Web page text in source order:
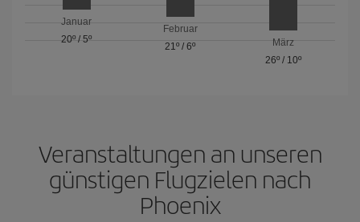
Januar
20º /5º
Februar
21º / 6º
März
26º / 10º
Veranstaltungen an unseren
günstigen Flugzielen nach
Phoenix